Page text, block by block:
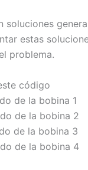
estas
problema.
código
de la bobina 1
de la bobina 2
de la bobina 3
de la bobina 4